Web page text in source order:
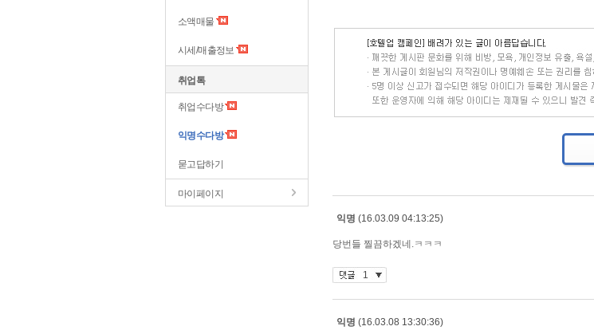
소액매물
시세/매출정보
취업톡
취업수다방
익명수다방
묻고답하기
마이페이지